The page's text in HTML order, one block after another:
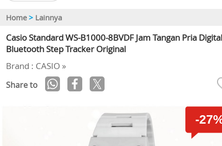
Home > Lainnya
Casio Standard WS-B1000-8BVDF Jam Tangan Pria Digital
Bluetooth Step Tracker Original
Brand : CASIO »
Share to
-